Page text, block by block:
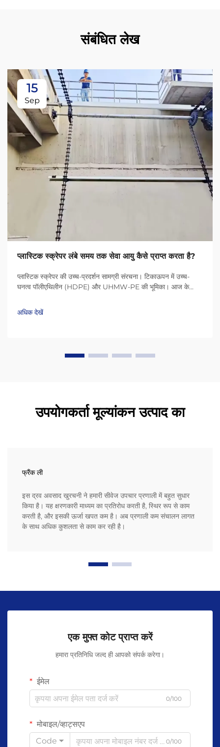
संबंधित लेख
15
Sep
प्लास्टिक स्क्रेपर लंबे समय तक सेवा आयु कैसे प्राप्त करता है?
प्लास्टिक स्क्रेपर की उच्च-प्रदर्शन सामग्री संरचना। टिकाऊपन में उच्च-
घनत्व पॉलीएथिलीन (HDPE) और UHMW-PE की भूमिका। आज के
(अल्ट्रा-हाई मॉलिक्यूलर वेट पॉलीएथिलीन) जैसी सामग्री के कारण बहुत लंबे
समय तक चलते हैं...
अधिक देखें
उपयोगकर्ता मूल्यांकन उत्पाद का
फ्रैंक ली
इस द्रव अवसाद खुरचनी ने हमारी सीवेज उपचार प्रणाली में बहुत सुधार
किया है। यह क्षरणकारी माध्यम का प्रतिरोध करती है, स्थिर रूप से काम
करती है, और इसकी ऊर्जा खपत कम है। अब प्रणाली कम संचालन लागत
के साथ अधिक कुशलता से काम कर रही है।
एक मुफ्त कोट प्राप्त करें
हमारा प्रतिनिधि जल्द ही आपको संपर्क करेगा।
ईमेल
0/100
मोबाइल/व्हाट्सएप
Code
0/100